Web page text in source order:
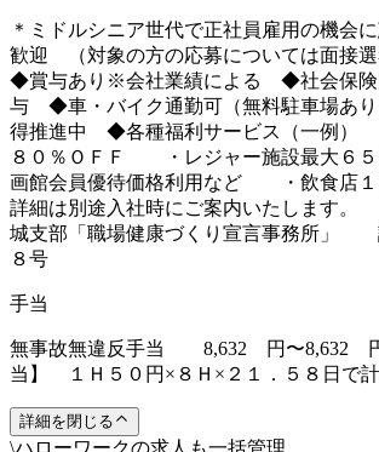
＊ミドルシニア世代で正社員雇用の機会
歓迎 （対象の方の応募については面接
◆賞与あり※会社業績による ◆社会保
与 ◆車・バイク通勤可（無料駐車場あ
得推進中 ◆各種福利サービス（一例
８０％ＯＦＦ ・レジャー施設最大６
画館会員優待価格利用など ・飲食
詳細は別途入社時にご案内いたします
城支部「職場健康づくり宣言事務所」
８号
手当
無事故無違反手当 8,632 円〜8,632 円
当】 １Ｈ５０円×８Ｈ×２１．５８日で
詳細を閉じる
\ハローワークの求人も一括管理